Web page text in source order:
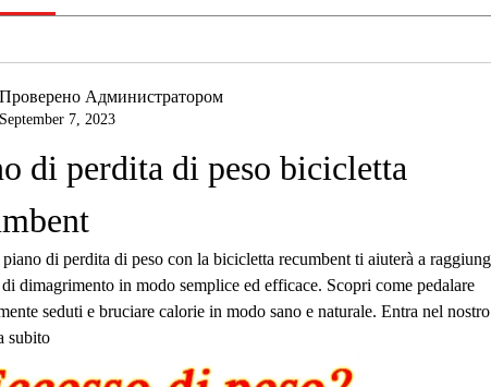
Проверено Администратором
September 7, 2023
di perdita di peso bicicletta
di perdita di peso con la bicicletta recumbent ti aiuterà a
dimagrimento in modo semplice ed efficace. Scopri come pedalare
seduti e bruciare calorie in modo sano e naturale. Entra nel
subito